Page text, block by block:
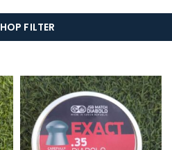
FILTER